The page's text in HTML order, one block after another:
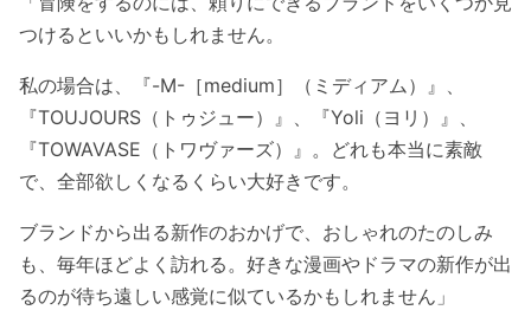
つけるといいかもしれません。
私の場合は、『-M-［medium］（ミディアム）』、
『TOUJOURS（トゥジュー）』、『Yoli（ヨリ）』、
『TOWAVASE（トワヴァーズ）』。どれも本当に素敵
で、全部欲しくなるくらい大好きです。
ブランドから出る新作のおかげで、おしゃれのたのしみ
も、毎年ほどよく訪れる。好きな漫画やドラマの新作が出
るのが待ち遠しい感覚に似ているかもしれません 」